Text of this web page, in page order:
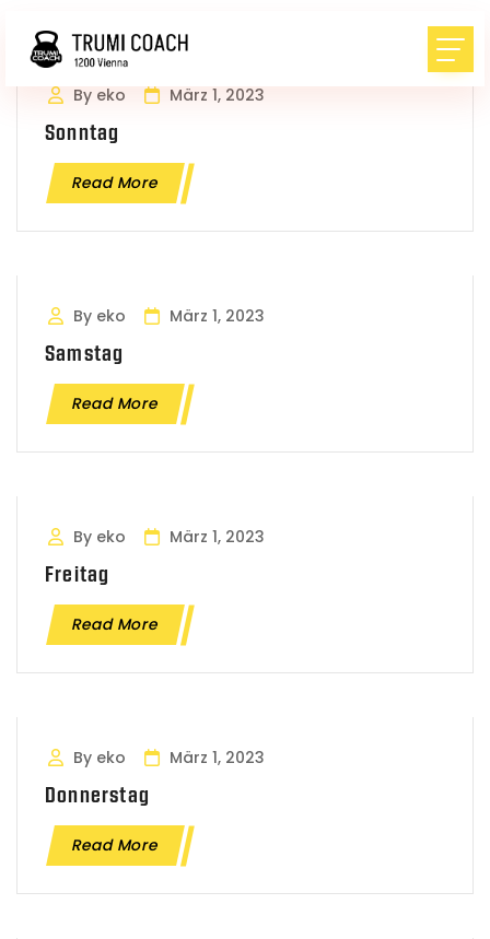
By eko März 1, 2023
Sonntag
Read More
By eko März 1, 2023
Samstag
Read More
By eko März 1, 2023
Freitag
Read More
By eko März 1, 2023
Donnerstag
Read More